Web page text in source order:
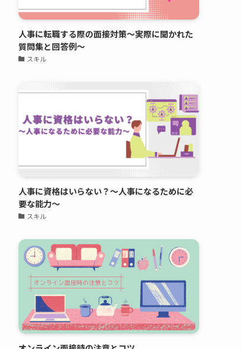
人事に転職する際の面接対策～実際に聞かれた
質問集と回答例～
スキル
人事に資格はいらない？～人事になるために必
要な能力～
スキル